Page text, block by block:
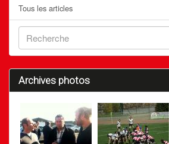
Tous les articles
Archives photos